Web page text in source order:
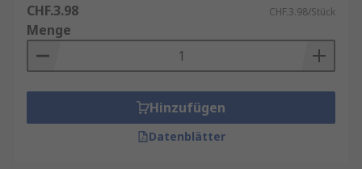
CHF.3.98 CHF.3.98/Stück
Menge
Hinzufügen
Datenblätter